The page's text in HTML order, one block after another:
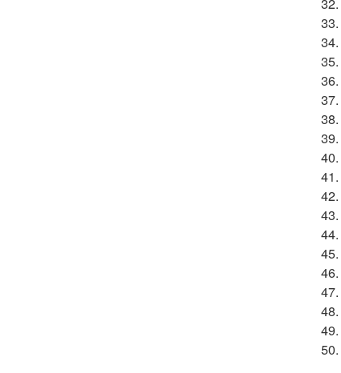
33.
34.
35.
36.
37.
38.
39.
40.
41.
42.
43.
44.
45.
46.
47.
48.
49.
50.